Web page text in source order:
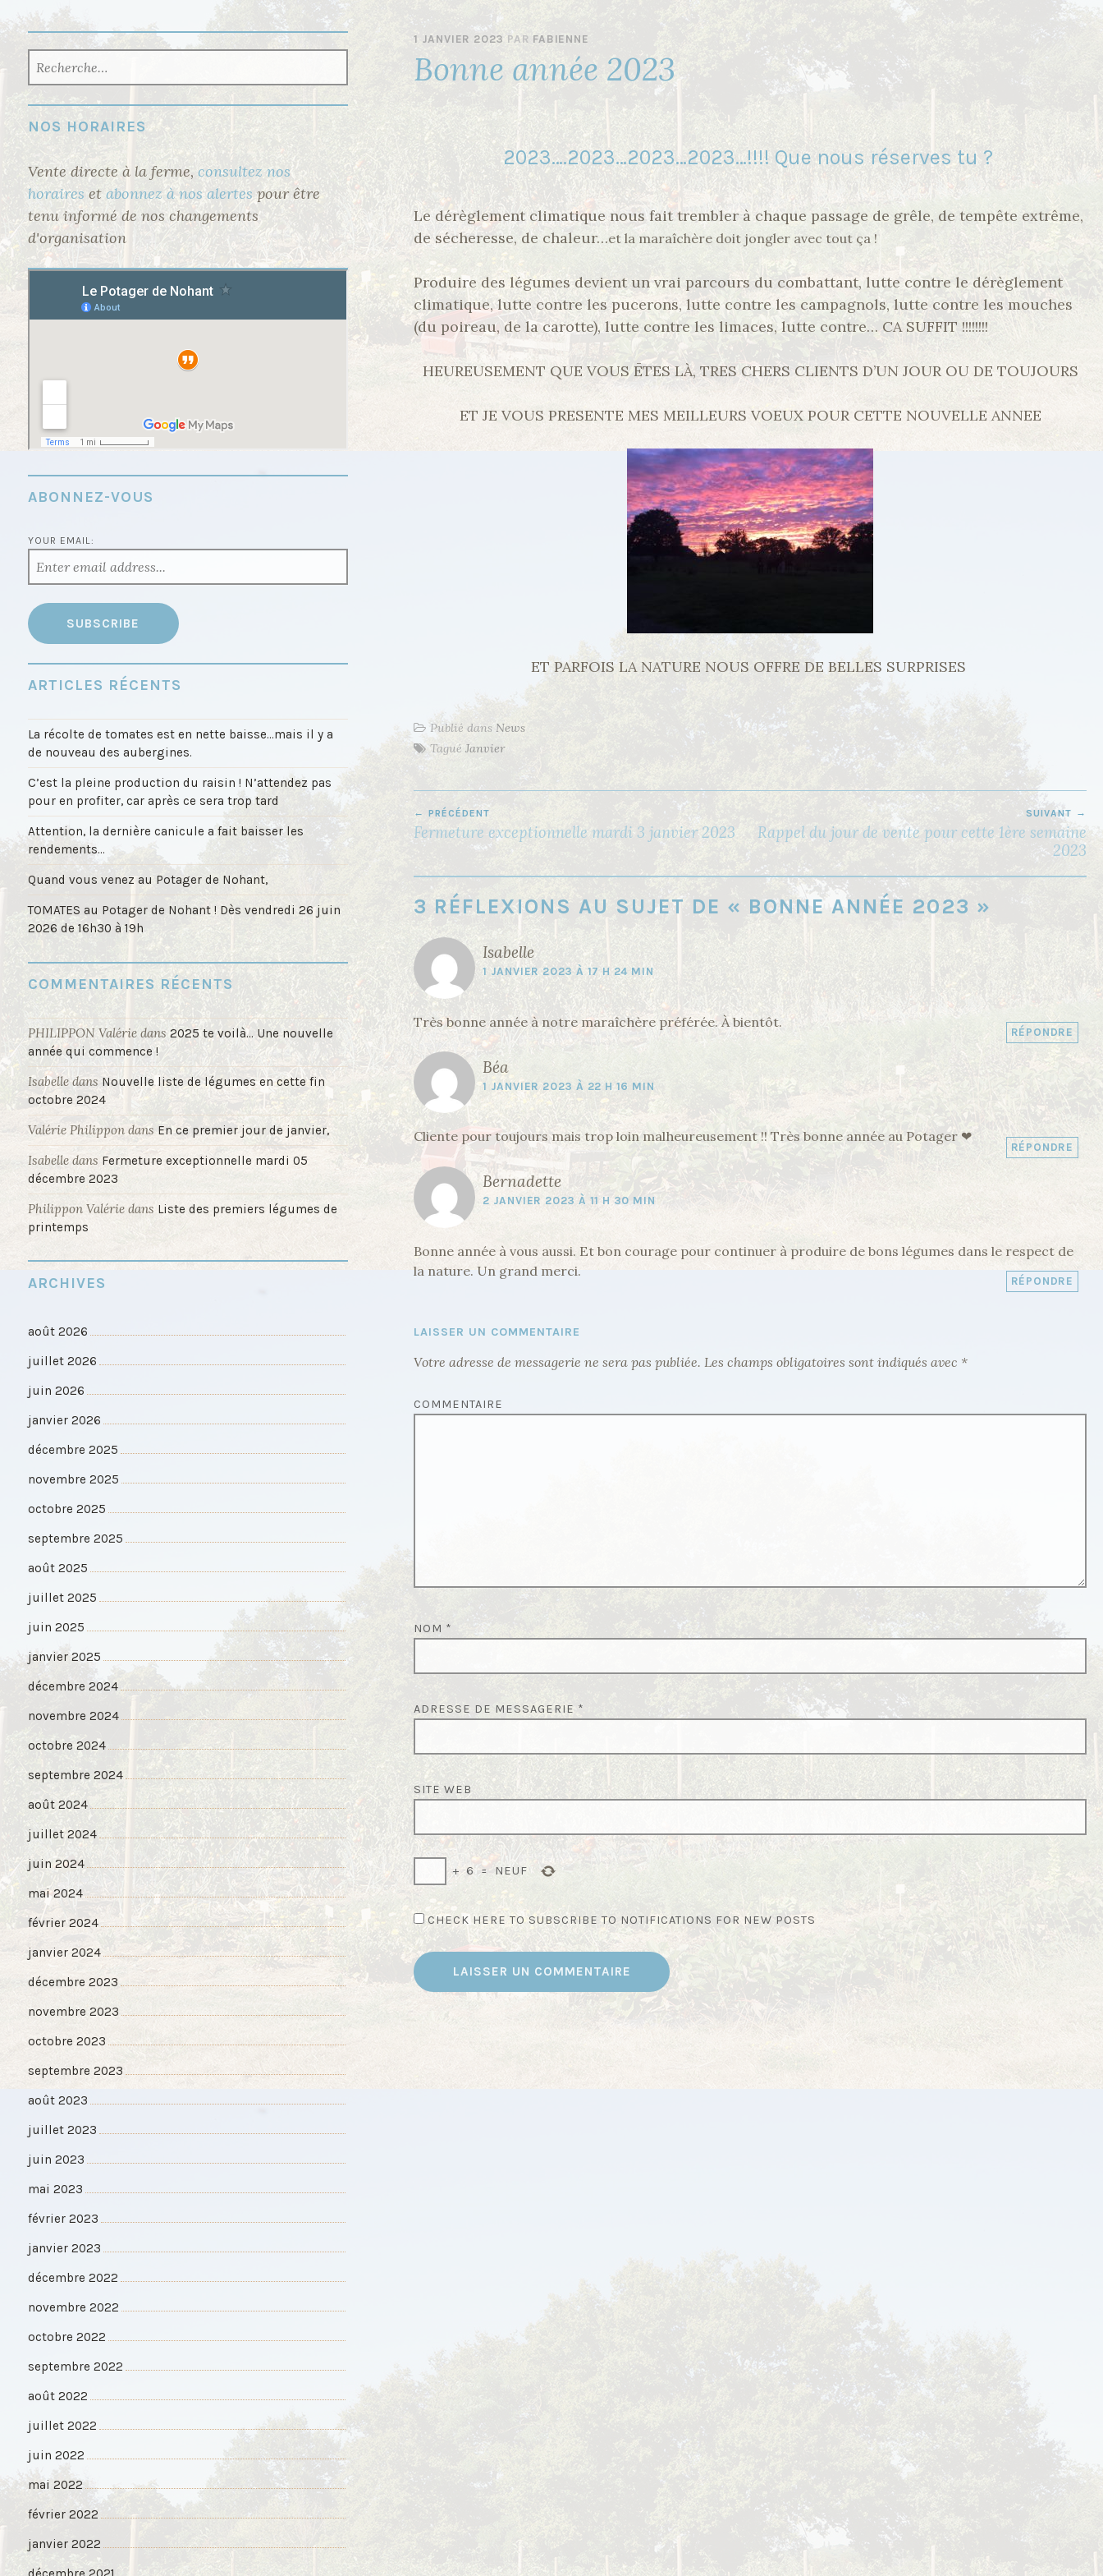
1 JANVIER 2023 PAR FABIENNE
Bonne année 2023
2023….2023…2023…2023…!!!! Que nous réserves tu ?
Le dérèglement climatique nous fait trembler à chaque passage de grêle, de tempête extrême,
de sécheresse, de chaleur…et la maraîchère doit jongler avec tout ça !
Produire des légumes devient un vrai parcours du combattant, lutte contre le dérèglement
climatique, lutte contre les pucerons, lutte contre les campagnols, lutte contre les mouches
(du poireau, de la carotte), lutte contre les limaces, lutte contre… CA SUFFIT !!!!!!!!
HEUREUSEMENT QUE VOUS ĒTES LÀ, TRES CHERS CLIENTS D’UN JOUR OU DE TOUJOURS
ET JE VOUS PRESENTE MES MEILLEURS VOEUX POUR CETTE NOUVELLE ANNEE
ET PARFOIS LA NATURE NOUS OFFRE DE BELLES SURPRISES
Publié dans News
Tagué Janvier
N
A
V
I
G
A
T
I
O
N
D
E
L
’
A
R
T
C
PRÉCÉDENT
Fermeture exceptionnelle mardi 3 janvier 2023
SUIVANT
Rappel du jour de vente pour cette 1ère semaine
2023
3 RÉFLEXIONS AU SUJET DE « BONNE ANNÉE 2023 »
Isabelle
1 JANVIER 2023 À 17 H 24 MIN
Très bonne année à notre maraîchère préférée. À bientôt.
RÉPONDRE
Béa
1 JANVIER 2023 À 22 H 16 MIN
Cliente pour toujours mais trop loin malheureusement !! Très bonne année au Potager ❤
RÉPONDRE
Bernadette
2 JANVIER 2023 À 11 H 30 MIN
Bonne année à vous aussi. Et bon courage pour continuer à produire de bons légumes dans le respect de
la nature. Un grand merci.
RÉPONDRE
LAISSER UN COMMENTAIRE
Votre adresse de messagerie ne sera pas publiée. Les champs obligatoires sont indiqués avec *
COMMENTAIRE
NOM *
ADRESSE DE MESSAGERIE *
SITE WEB
+ 6 = NEUF
CHECK HERE TO SUBSCRIBE TO NOTIFICATIONS FOR NEW POSTS
NOS HORAIRES
Vente directe à la ferme, consultez nos
horaires et abonnez à nos alertespour être
tenu informé de nos changements
d'organisation
ABONNEZ-VOUS
YOUR EMAIL:
ARTICLES RÉCENTS
La récolte de tomates est en nette baisse…mais il y a
de nouveau des aubergines.
C’est la pleine production du raisin ! N’attendez pas
pour en profiter, car après ce sera trop tard
Attention, la dernière canicule a fait baisser les
rendements…
Quand vous venez au Potager de Nohant,
TOMATES au Potager de Nohant ! Dès vendredi 26 juin
2026 de 16h30 à 19h
COMMENTAIRES RÉCENTS
PHILIPPON Valériedans2025 te voilà… Une nouvelle
année qui commence !
Isabelledans Nouvelle liste de légumes en cette fin
octobre 2024
Valérie Philippondans En ce premier jour de janvier,
Isabelledans Fermeture exceptionnelle mardi 05
décembre 2023
Philippon Valériedans Liste des premiers légumes de
printemps
ARCHIVES
août 2026
juillet 2026
juin 2026
janvier 2026
décembre 2025
novembre 2025
octobre 2025
septembre 2025
août 2025
juillet 2025
juin 2025
janvier 2025
décembre 2024
novembre 2024
octobre 2024
septembre 2024
août 2024
juillet 2024
juin 2024
mai 2024
février 2024
janvier 2024
décembre 2023
novembre 2023
octobre 2023
septembre 2023
août 2023
juillet 2023
juin 2023
mai 2023
février 2023
janvier 2023
décembre 2022
novembre 2022
octobre 2022
septembre 2022
août 2022
juillet 2022
juin 2022
mai 2022
février 2022
janvier 2022